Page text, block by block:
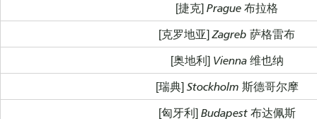
[捷克] Prague 布拉格
[克罗地亚] Zagreb 萨格雷布
[奥地利] Vienna 维也纳
[瑞典] Stockholm 斯德哥尔摩
[匈牙利] Budapest 布达佩斯